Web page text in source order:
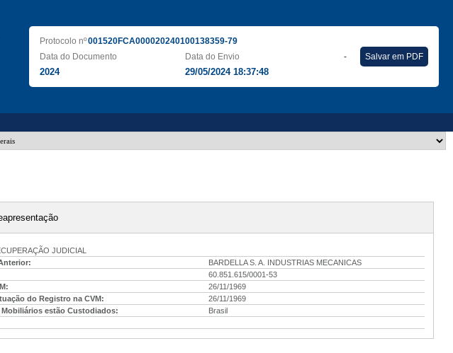
Protocolo nº001520FCA000020240100138359-79
Data do Documento
2024
Data do Envio
29/05/2024 18:37:48
- Salvar em PDF